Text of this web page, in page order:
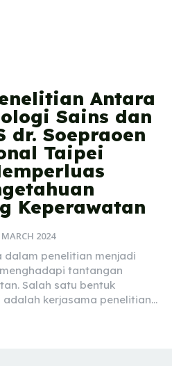
Antara
Sains dan
dr. Soepraoen
Taipei
Keperawatan
MARCH 2024
dalam penelitian menjadi
tantangan
Salah satu bentuk
kerjasama penelitian...